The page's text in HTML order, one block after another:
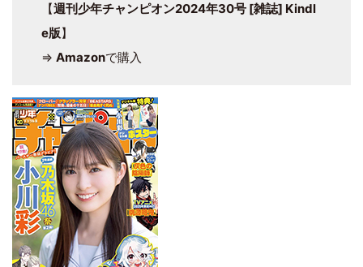
【週刊少年チャンピオン2024年30号 [雑誌] Kindl
e版】
⇒ Amazonで購入